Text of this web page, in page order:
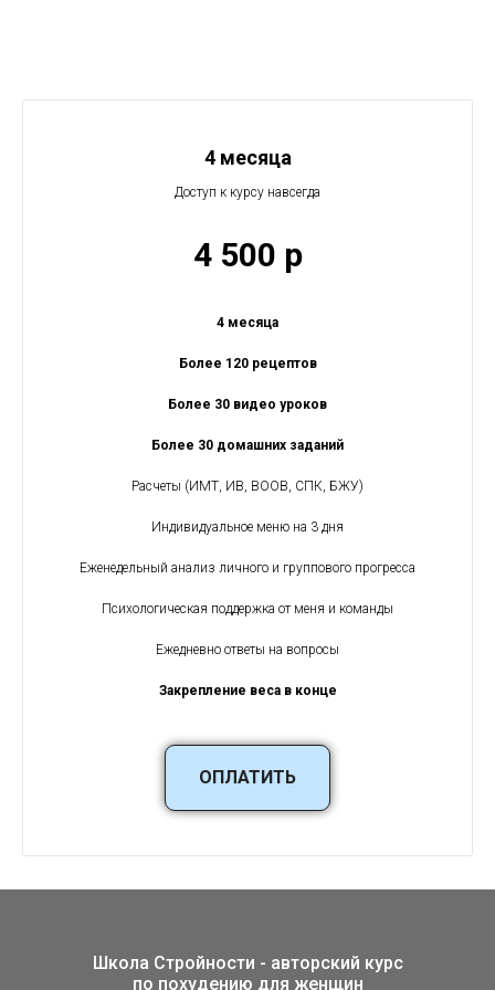
4 месяца
Доступ к курсу навсегда
4 500 р
4 месяца
Более 120 рецептов
Более 30 видео уроков
Более 30 домашних заданий
Расчеты (ИМТ, ИВ, ВООВ, СПК, БЖУ)
Индивидуальное меню на 3 дня
Еженедельный анализ личного и группового прогресса
Психологическая поддержка от меня и команды
Ежедневно ответы на вопросы
Закрепление веса в конце
ОПЛАТИТЬ
Школа Стройности - авторский курс
по похудению для женщин